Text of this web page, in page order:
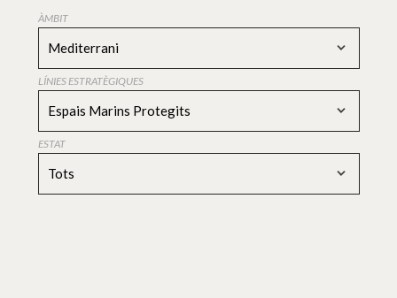
ÀMBIT
Mediterrani
LÍNIES ESTRATÈGIQUES
Espais Marins Protegits
ESTAT
Tots